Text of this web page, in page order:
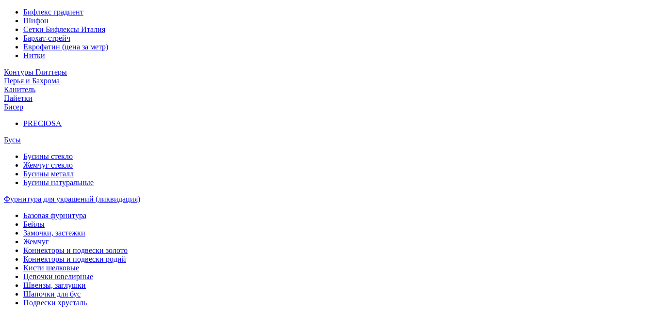
Бифлекс градиент
Шифон
Сетки Бифлексы Италия
Бархат-стрейч
Еврофатин (цена за метр)
Нитки
Контуры Глиттеры
Перья и Бахрома
Канитель
Пайетки
Бисер
PRECIOSA
Бусы
Бусины стекло
Жемчуг стекло
Бусины металл
Бусины натуральные
Фурнитура для украшений (ликвидация)
Базовая фурнитура
Бейлы
Замочки, застежки
Жемчуг
Коннекторы и подвески золото
Коннекторы и подвески родий
Кисти шелковые
Цепочки ювелирные
Швензы, заглушки
Шапочки для бус
Подвески хрусталь